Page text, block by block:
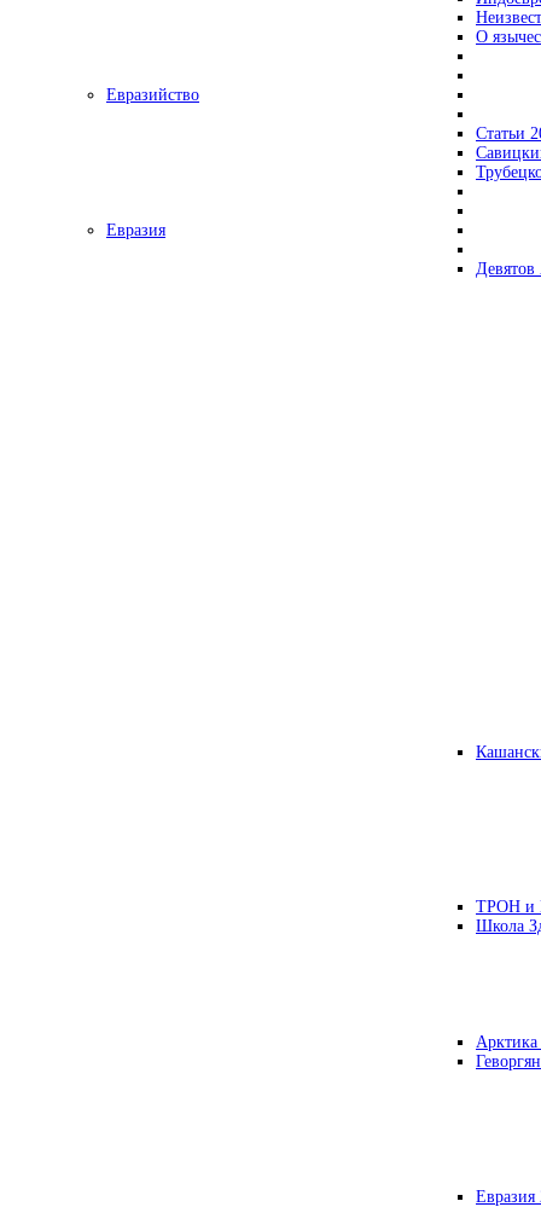
О
Евразийство
Статьи
Евразия
ТРОН и
Школа
Евразия